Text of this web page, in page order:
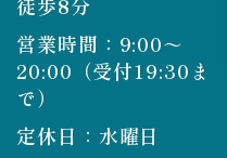
徒歩8分
営業時間：9:00～
20:00（受付19:30ま
で）
定休日：水曜日